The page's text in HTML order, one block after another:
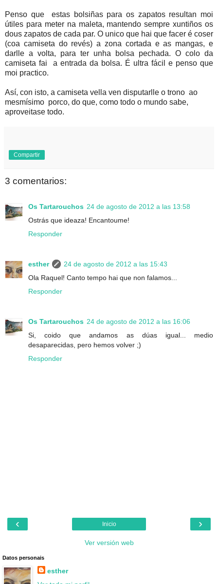
Penso que estas bolsiñas para os zapatos resultan moi
útiles para meter na maleta, mantendo sempre xuntiños os
dous zapatos de cada par. O unico que hai que facer é coser
(coa camiseta do revés) a zona cortada e as mangas, e
darlle a volta, para ter unha bolsa pechada. O colo da
camiseta fai a entrada da bolsa. É ultra fácil e penso que
moi practico.
Así, con isto, a camiseta vella ven disputarlle o trono ao
mesmísimo porco, do que, como todo o mundo sabe,
aproveitase todo.
Compartir
3 comentarios:
Os Tartarouchos 24 de agosto de 2012 a las 13:58
Ostrás que ideaza! Encantoume!
Responder
esther
24 de agosto de 2012 a las 15:43
Ola Raquel! Canto tempo hai que non falamos...
Responder
Os Tartarouchos 24 de agosto de 2012 a las 16:06
Si, coido que andamos as dúas igual... medio
desaparecidas, pero hemos volver ;)
Responder
‹ ›
Inicio
Ver versión web
Datos personais
esther